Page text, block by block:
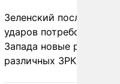
Зеленский после
ударов потребовал у
Запада новые ракеты
различных ЗРК